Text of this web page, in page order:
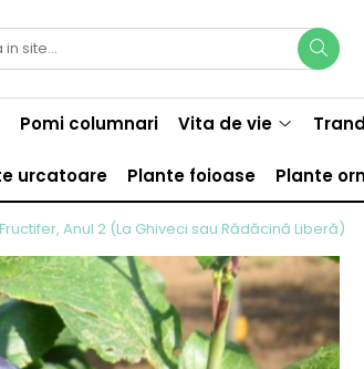
Pomi columnari Vita de vie
urcatoare Plante foioase Plante
Anul 2 (La Ghiveci sau Rădăcină Liberă)